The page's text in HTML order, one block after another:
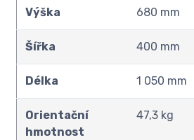
Výška 680 mm
Šířka 400 mm
Délka 1 050 mm
Orientační
hmotnost
47,3 kg